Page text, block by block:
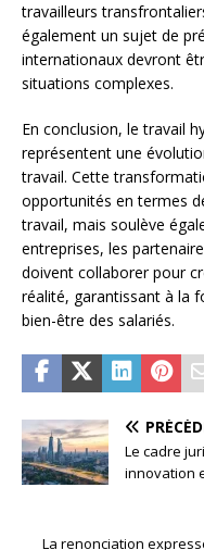
travailleurs
également un sujet de
internationaux devront
situations complexes.
En conclusion, le travail
représentent une
travail. Cette
opportunités en termes
travail, mais soulève
entreprises, les
doivent collaborer pour
réalité, garantissant à la
bien-être des salariés.
Le cadre
innovation
La renonciation